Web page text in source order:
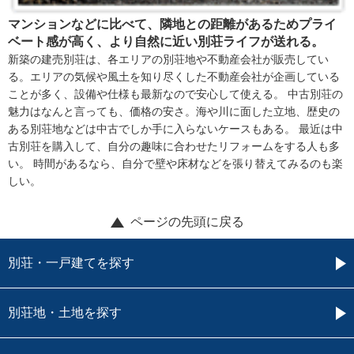
マンションなどに比べて、隣地との距離があるためプライ
ベート感が高く、より自然に近い別荘ライフが送れる。
新築の建売別荘は、各エリアの別荘地や不動産会社が販売してい
る。エリアの気候や風土を知り尽くした不動産会社が企画している
ことが多く、設備や仕様も最新なので安心して使える。 中古別荘の
魅力はなんと言っても、価格の安さ。海や川に面した立地、歴史の
ある別荘地などは中古でしか手に入らないケースもある。 最近は中
古別荘を購入して、自分の趣味に合わせたリフォームをする人も多
い。 時間があるなら、自分で壁や床材などを張り替えてみるのも楽
しい。
ページの先頭に戻る
別荘・一戸建てを探す
別荘地・土地を探す